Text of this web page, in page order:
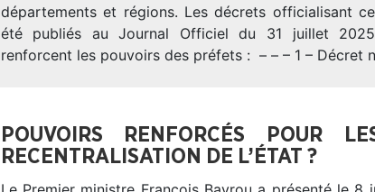
départements et régions. Les décrets officialisant
été publiés au Journal Officiel du 31 juillet
renforcent les pouvoirs des préfets : – – – 1 – Décret
POUVOIRS RENFORCÉS POUR
RECENTRALISATION DE L’ÉTAT ?